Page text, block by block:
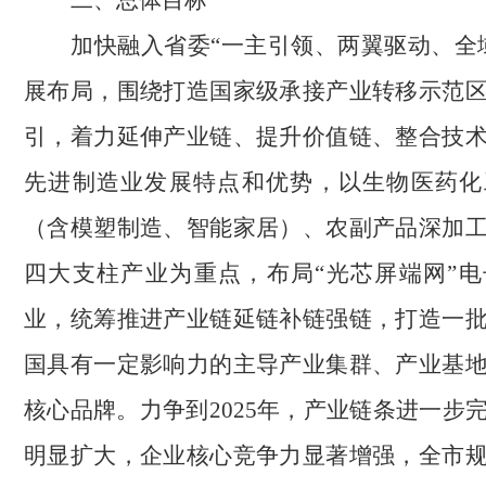
加快融入省委“一主引领、两翼驱动、全
展布局，围绕打造国家级承接产业转移示范
引，着力延伸产业链、提升价值链、整合技
先进制造业发展特点和优势，以生物医药
（含模塑制造、智能家居）、农副产品深加
四大支柱产业为重点，布局“光芯屏端网”
业，统筹推进产业链延链补链强链，打造一
国具有一定影响力的主导产业集群、产业基
核心品牌。力争到2025年，产业链条进一步
明显扩大，企业核心竞争力显著增强，全市